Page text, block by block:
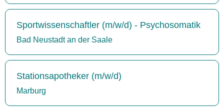
Sportwissenschaftler (m/w/d) - Psychosomatik
Bad Neustadt an der Saale
Stationsapotheker (m/w/d)
Marburg